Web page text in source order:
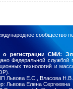
сообщество
о регистрации СМИ:
Федеральной службой
технологий и
Львова Е.С., Власова Н.В.
Львова Елена Сергеевна